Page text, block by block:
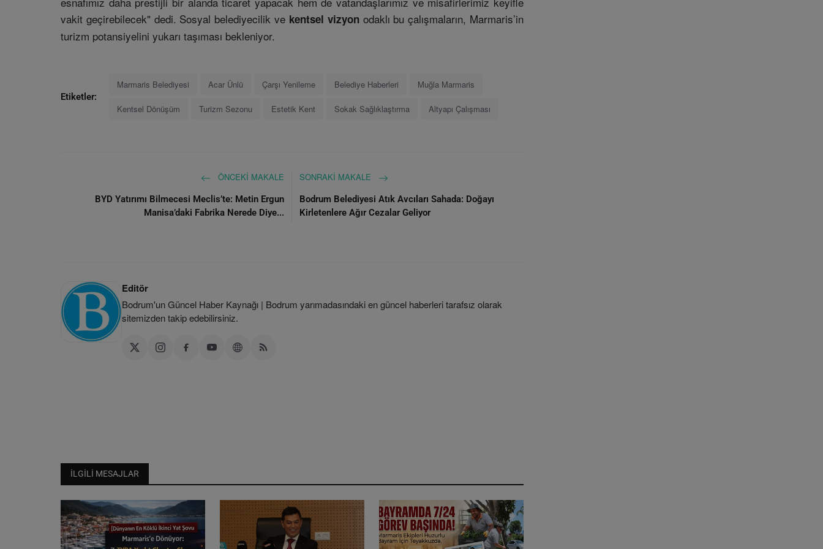
vakit geçirebilecek" dedi. Sosyal belediyecilik ve kentsel vizyonodaklı bu çalışmaların, Marmaris’in
turizm potansiyelini yukarı taşıması bekleniyor.
Etiketler:
Marmaris Belediyesi Acar Ünlü Çarşı Yenileme Belediye Haberleri Muğla Marmaris
Kentsel Dönüşüm Turizm Sezonu Estetik Kent Sokak Sağlıklaştırma Altyapı Çalışması
ÖNCEKI MAKALE
BYD Yatırımı Bilmecesi Meclis’te: Metin Ergun
Manisa’daki Fabrika Nerede Diye...
SONRAKI MAKALE
Bodrum Belediyesi Atık Avcıları Sahada: Doğayı
Kirletenlere Ağır Cezalar Geliyor
Editör
Bodrum'un Güncel Haber Kaynağı | Bodrum yarımadasındaki en güncel haberleri tarafsız olarak
sitemizden takip edebilirsiniz.
İLGILI MESAJLAR